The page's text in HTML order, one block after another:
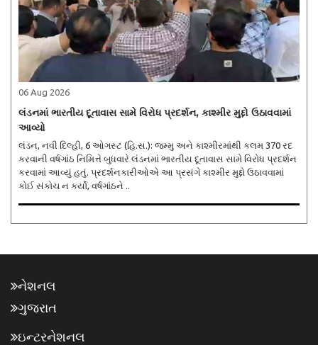
06 Aug 2026
લંડનમાં ભારતીય દૂતાવાસ સામે વિરોધ પ્રદર્શન, કાશ્મીર મુદ્દો ઉઠાવવામાં
આવ્યો
લંડન, નવી દિલ્હી, 6 ઓગસ્ટ (હિ.સ.): જમ્મુ અને કાશ્મીરમાંથી કલમ 370 રદ
કરવાની વર્ષગાંઠ નિમિત્તે બુધવારે લંડનમાં ભારતીય દૂતાવાસ સામે વિરોધ પ્રદર્શન
કરવામાં આવ્યું હતું. પ્રદર્શનકારીઓએ આ પ્રસંગે કાશ્મીર મુદ્દો ઉઠાવવામાં
કોઈ સંકોચ ન કર્યો, વર્ષગાંઠને ..
નેશનલ
ગુજરાત
ઇન્ટરનેશનલ